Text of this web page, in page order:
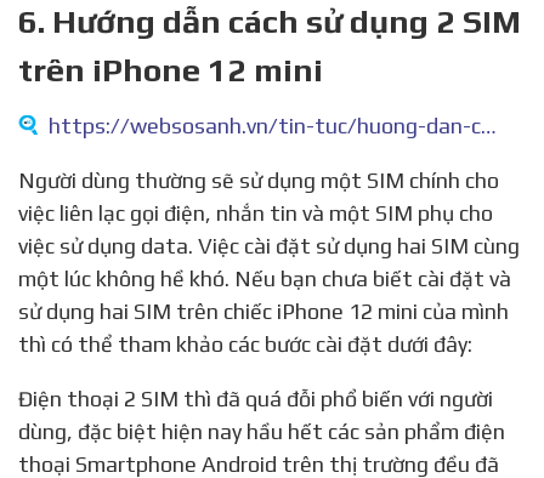
6. Hướng dẫn cách sử dụng 2 SIM
trên iPhone 12 mini
https://websosanh.vn/tin-tuc/huong-dan-cach-su-dung-2-sim-tren-iphone-c4-202106221025654.htm
Người dùng thường sẽ sử dụng một SIM chính cho
việc liên lạc gọi điện, nhắn tin và một SIM phụ cho
việc sử dụng data. Việc cài đặt sử dụng hai SIM cùng
một lúc không hề khó. Nếu bạn chưa biết cài đặt và
sử dụng hai SIM trên chiếc iPhone 12 mini của mình
thì có thể tham khảo các bước cài đặt dưới đây:
Điện thoại 2 SIM thì đã quá đỗi phổ biến với người
dùng, đặc biệt hiện nay hầu hết các sản phẩm điện
thoại Smartphone Android trên thị trường đều đã